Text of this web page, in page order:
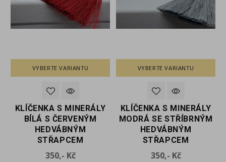
VYBERTE VARIANTU
KLÍČENKA S MINERÁLY
MODRÁ SE STŘÍBRNÝM
HEDVÁBNÝM
STŘAPCEM
350,- KčCena
VYBERTE VARIANTU
KLÍČENKA S MINERÁLY
RŮŽOVÁ S MODRÝM
HEDVÁBNÝM
STŘAPCEM
350,- KčCena